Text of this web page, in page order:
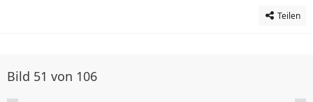
Teilen
Bild 51 von 106